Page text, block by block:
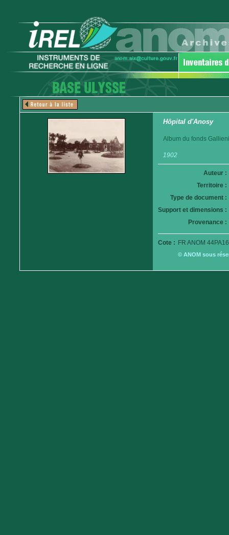
Hôpital d'Anosy
Album du fonds
1902
Auteur :
Territoire :
Type de document :
Support et dimensions :
Provenance :
Cote : FR ANOM
© ANOM sous